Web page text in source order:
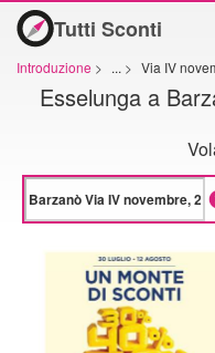
Tutti Sconti
Introduzione > ... > Via IV
Esselunga a